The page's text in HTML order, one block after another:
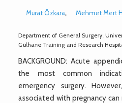
Murat Özkara, Mehmet Mert
Department of General Surgery,
Gülhane Training and Research
BACKGROUND: Acute
the most common
emergency surgery.
associated with pregnancy